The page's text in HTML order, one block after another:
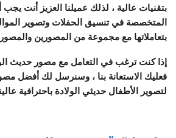
بتقنيات عالية ، لذلك عميلنا العزيز أنت
بتعاملاتها مع مجموعة من المصورين
إذا كنت ترغب في التعامل مع مصور حديث
فعليك الاستعانة بنا ، وسنرسل لك أفضل
لتصوير الأطفال حديثي الولادة باحترافية